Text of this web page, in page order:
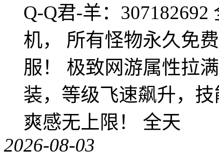
Q-Q君-羊：
机， 所有怪物永久免
服！ 极致网游属性拉
装，等级飞速飙升，
爽感无上限！ 全天
2026-08-03